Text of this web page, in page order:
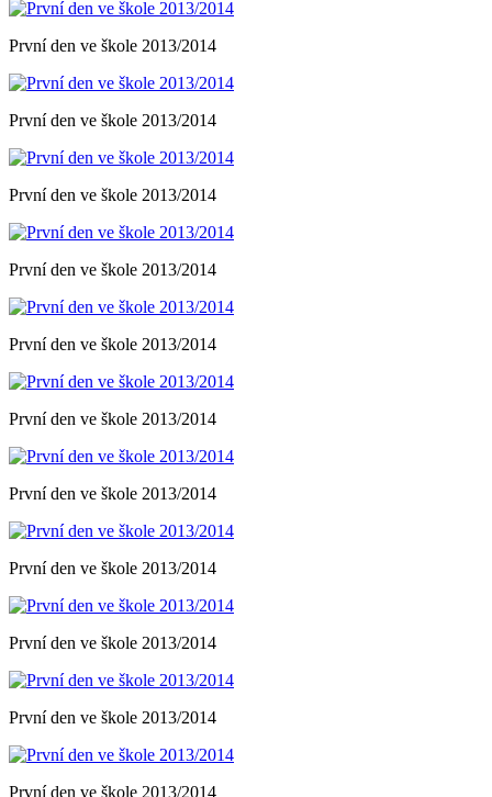
První den ve škole 2013/2014
První den ve škole 2013/2014
První den ve škole 2013/2014
První den ve škole 2013/2014
První den ve škole 2013/2014
První den ve škole 2013/2014
První den ve škole 2013/2014
První den ve škole 2013/2014
První den ve škole 2013/2014
První den ve škole 2013/2014
První den ve škole 2013/2014